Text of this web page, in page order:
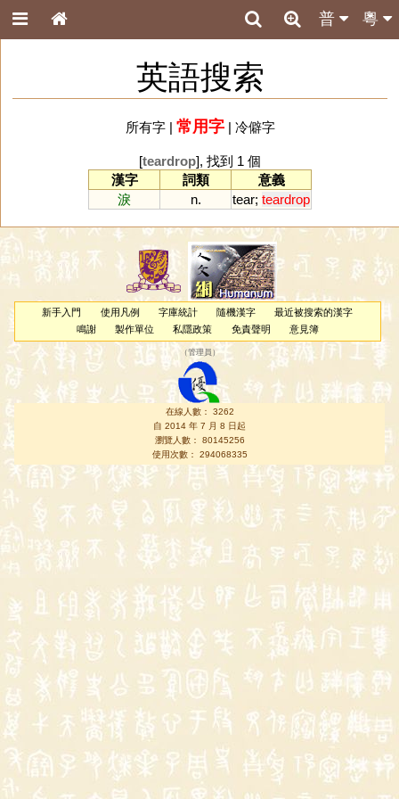
粵
普
英語搜索
所有字| 常用字| 冷僻字
[teardrop], 找到 1 個
漢字
詞類
意義
淚
n. tear; teardrop
新手入門 使用凡例 字庫統計 隨機漢字
最近被搜索的漢字
鳴謝
製作單位 私隱政策 免責聲明 意見簿
（管理員 ）
在線人數： 3262
自 2014 年 7 月 8 日起
瀏覽人數： 80145256
使用次數： 294068335